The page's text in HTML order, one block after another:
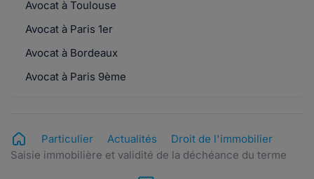
Avocat à Toulouse
Avocat à Paris 1er
Avocat à Bordeaux
Avocat à Paris 9ème
Particulier Actualités
Droit de l'immobilier
Saisie immobilière et validité de la déchéance du terme